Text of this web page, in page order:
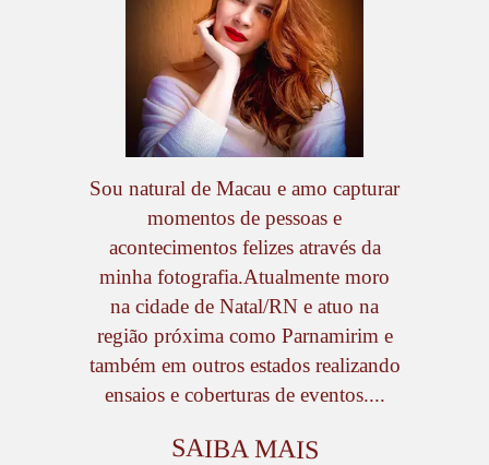
Sou natural de Macau e amo capturar
momentos de pessoas e
acontecimentos felizes através da
minha fotografia.Atualmente moro
na cidade de Natal/RN e atuo na
região próxima como Parnamirim e
também em outros estados realizando
ensaios e coberturas de eventos....
SAIBA MAIS